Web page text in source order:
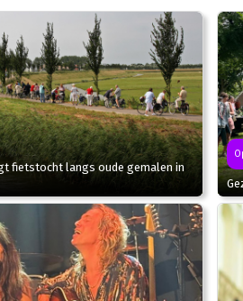
fietstocht langs oude gemalen in